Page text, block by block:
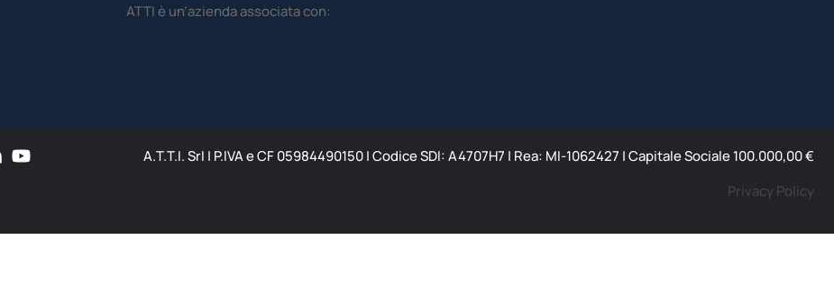
ATTI è un’azienda associata con:
A.T.T.I. SrI | P.IVA e CF 05984490150 | Codice SDI: A4707H7 | Rea: MI-1062427 | Capitale Sociale 100.000,00 €
Privacy Policy